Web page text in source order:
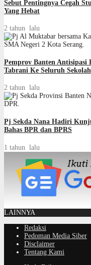
Sebut Pentingnya Cegah
Yang Hebat
2 tahun lalu
Pemprov Banten
Tabrani Ke Seluruh Sekolah
2 tahun lalu
Pj Sekda Nana Hadiri
Bahas BPR dan BPRS
1 tahun lalu
LAINNYA
Redaksi
Pedoman Media Siber
Disclaimer
Tentang Kami